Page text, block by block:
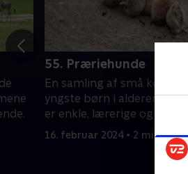
55. Præriehunde
En samling af små
yngste børn i alderen 1-4
er enkle, lærerige og
16. februar 2024 • 2 min